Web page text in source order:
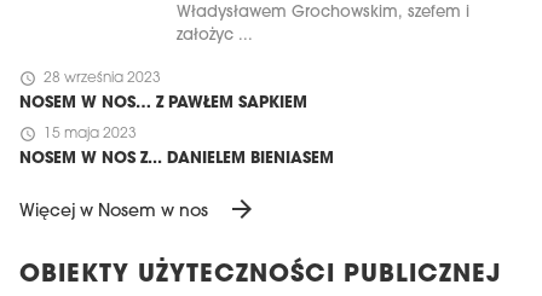
Władysławem Grochowskim, szefem i
założyc ...
schedule 28 września 2023
NOSEM W NOS… Z PAWŁEM SAPKIEM
schedule 15 maja 2023
NOSEM W NOS Z... DANIELEM BIENIASEM
Więcej w Nosem w nos arrow_forward
OBIEKTY UŻYTECZNOŚCI PUBLICZNEJ